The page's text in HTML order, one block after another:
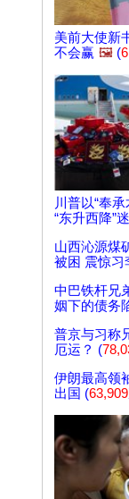
美前大使新
不会赢 🖼️ (
川普以“奉
“东升西降”
山西沁源煤
被困 震惊习
中巴铁杆兄
姻下的债务
普京与习称
厄运？ (
伊朗最高领
出国 (63,909